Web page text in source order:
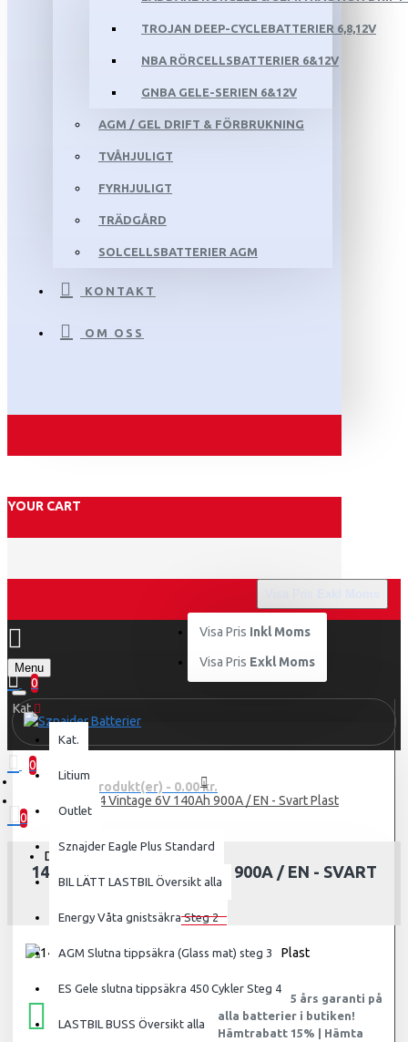
TROJAN DEEP-CYCLEBATTERIER 6,8,12V
NBA RÖRCELLSBATTERIER 6&12V
GNBA GELE-SERIEN 6&12V
AGM / GEL DRIFT & FÖRBRUKNING
TVÅHJULIGT
FYRHJULIGT
TRÄDGÅRD
SOLCELLSBATTERIER AGM
KONTAKT
OM OSS
YOUR CART
Visa Pris Inkl Moms
Visa Pris Exkl Moms
Menu
0
0
0 produkt(er) - 0.00 kr.
0
Din varukorg är tom!
Kat.
Kat.
Litium
Outlet
Sznajder Eagle Plus Standard
BIL LÄTT LASTBIL Översikt alla
Energy Våta gnistsäkra Steg 2
AGM Slutna tippsäkra (Glass mat) steg 3
ES Gele slutna tippsäkra 450 Cykler Steg 4
LASTBIL BUSS Översikt alla
14084 Vintage 6V 140Ah 900A / EN - Svart Plast
14084 VINTAGE 6V 140AH 900A / EN - SVART
ALLTID GRATIS FRAKT
HOS SZNAJDER SVERIGE
Dessutom 2,5 års garanti på
alla batterier i butiken!
Hämtrabatt 15% | Hämta